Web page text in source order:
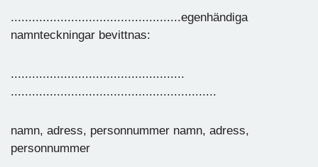
................................................egenhändiga
namnteckningar bevittnas:
.................................................
..........................................................
namn, adress, personnummer namn, adress,
personnummer